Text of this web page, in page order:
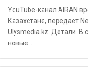
YouTube-канал AIRAN
Казахстане, передаёт
Ulysmedia.kz. Детали В
новые…